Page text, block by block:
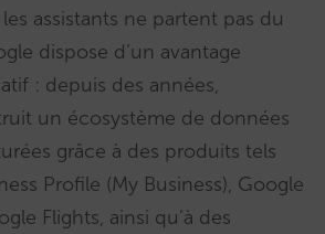
assistants ne partent pas du
dispose d’un avantage
: depuis des années,
un écosystème de données
grâce à des produits tels
Profile (My Business), Google
Flights, ainsi qu’à des